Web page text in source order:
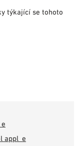
týkající se tohoto
appl_e